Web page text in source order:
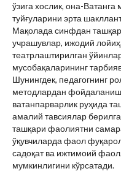
ўзига хослик, она-
туйғуларини эрта
Мақолада синфдан
учрашувлар, ижодий
театрлаштирилган
мусобақаларининг
Шунингдек, педагогнинг
методлардан
ватанпарварлик руҳида
амалий тавсиялар
ташқари фаолиятни
ўқувчиларда фаол
садоқат ва ижтимоий
мумкинлигини кўрсатади.